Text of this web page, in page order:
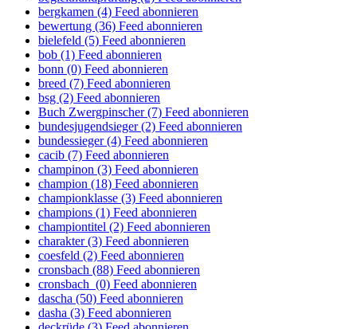
bergkamen (4) Feed abonnieren
bewertung (36) Feed abonnieren
bielefeld (5) Feed abonnieren
bob (1) Feed abonnieren
bonn (0) Feed abonnieren
breed (7) Feed abonnieren
bsg (2) Feed abonnieren
Buch Zwergpinscher (7) Feed abonnieren
bundesjugendsieger (2) Feed abonnieren
bundessieger (4) Feed abonnieren
cacib (7) Feed abonnieren
champinon (3) Feed abonnieren
champion (18) Feed abonnieren
championklasse (3) Feed abonnieren
champions (1) Feed abonnieren
championtitel (2) Feed abonnieren
charakter (3) Feed abonnieren
coesfeld (2) Feed abonnieren
cronsbach (88) Feed abonnieren
cronsbach (0) Feed abonnieren
dascha (50) Feed abonnieren
dasha (3) Feed abonnieren